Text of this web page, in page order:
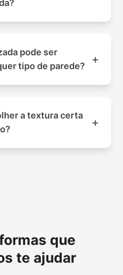
pode ser
tipo de parede?
+
a textura certa
+
que
te ajudar